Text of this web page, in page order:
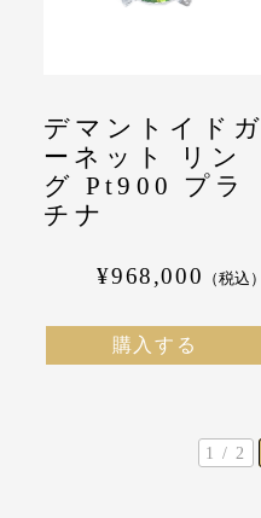
デマントイドガ
ーネット リン
グ Pt900 プラ
チナ
¥968,000 （税込）
購入する
1 / 2